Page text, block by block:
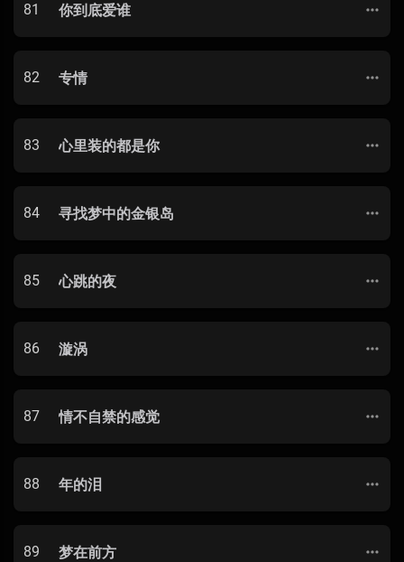
81 你到底爱谁
82 专情
83 心里装的都是你
84 寻找梦中的金银岛
85 心跳的夜
86 漩涡
87 情不自禁的感觉
88 年的泪
89 梦在前方